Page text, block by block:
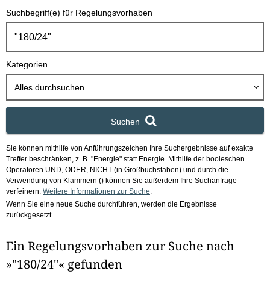
c
h
o
Suchbegriff(e) für Regelungsvorhaben
Kategorien
Alles durchsuchen
Suchen
Sie können mithilfe von Anführungszeichen Ihre Suchergebnisse auf exakte
Treffer beschränken, z. B. "Energie" statt Energie. Mithilfe der booleschen
Operatoren UND, ODER, NICHT (in Großbuchstaben) und durch die
Verwendung von Klammern () können Sie außerdem Ihre Suchanfrage
verfeinern. Weitere Informationen zur Suche
Wenn Sie eine neue Suche durchführen, werden die Ergebnisse
zurückgesetzt.
Ein Regelungsvorhaben zur Suche nach
»"180/24"« gefunden